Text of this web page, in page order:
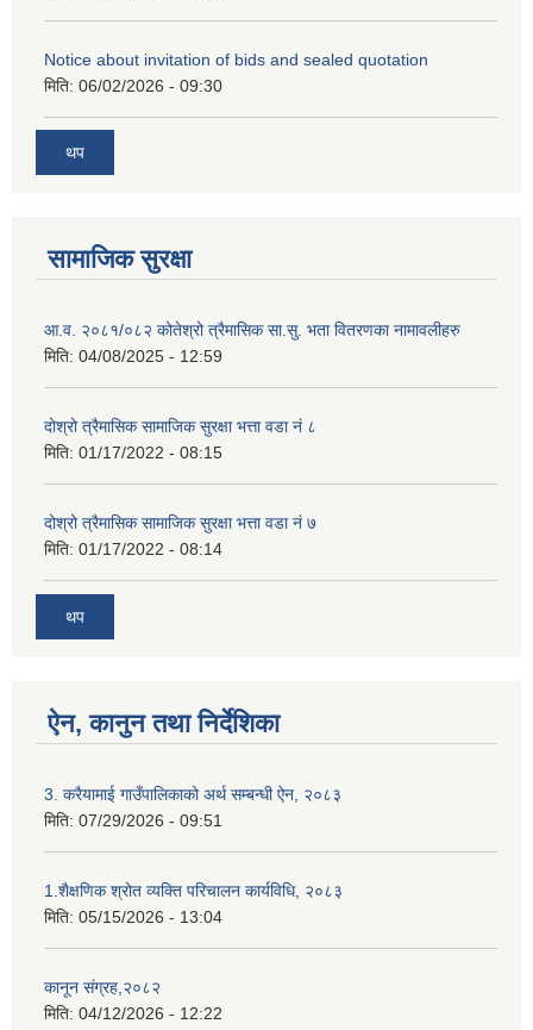
Notice about invitation of bids and sealed quotation
मिति: 06/02/2026 - 09:30
थप
सामाजिक सुरक्षा
आ.व. २०८१/०८२ कोतेश्रो त्रैमासिक सा.सु. भता वितरणका नामावलीहरु
मिति: 04/08/2025 - 12:59
दोश्रो त्रैमासिक सामाजिक सुरक्षा भत्ता वडा नं ८
मिति: 01/17/2022 - 08:15
दोश्रो त्रैमासिक सामाजिक सुरक्षा भत्ता वडा नं ७
मिति: 01/17/2022 - 08:14
थप
ऐन, कानुन तथा निर्देशिका
3. करैयामाई गाउँपालिकाको अर्थ सम्बन्धी ऐन, २०८३
मिति: 07/29/2026 - 09:51
1.शैक्षणिक श्रोत व्यक्ति परिचालन कार्यविधि, २०८३
मिति: 05/15/2026 - 13:04
कानून संग्रह,२०८२
मिति: 04/12/2026 - 12:22